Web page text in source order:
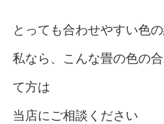
とっても合わせやすい色
私なら、こんな畳の色の
て方は
当店にご相談ください